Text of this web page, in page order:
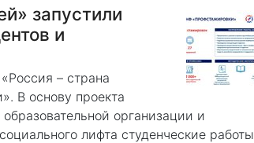
запустили
и
– страна
В основу проекта
организации и
лифта студенческие работы